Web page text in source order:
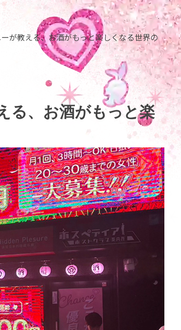
が教える、お酒がもっと楽しくなる世界の
る、お酒がもっと楽